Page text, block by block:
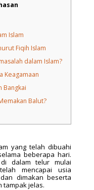
Islam
Fiqih Islam
dalam Islam?
Keagamaan
Bangkai
Balut?
yang telah dibuahi
beberapa hari.
dalam telur mulai
mencapai usia
dimakan beserta
tampak jelas.